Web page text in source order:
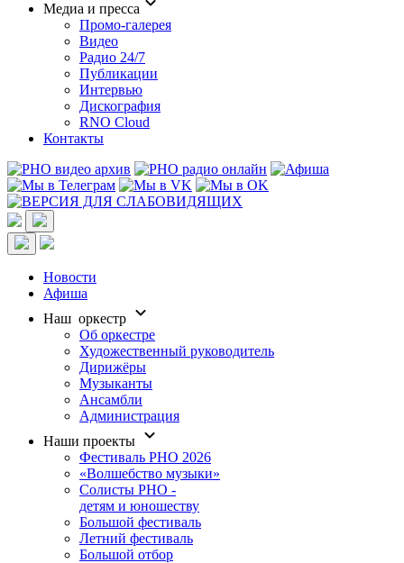
Медиа и пресса
Промо-галерея
Видео
Радио 24/7
Публикации
Интервью
Дискография
RNO Cloud
Контакты
Новости
Афиша
Наш оркестр
Об оркестре
Художественный руководитель
Дирижёры
Музыканты
Ансамбли
Администрация
Наши проекты
Фестиваль РНО 2026
«Волшебство музыки»
Солисты РНО -
детям и юношеству
Большой фестиваль
Летний фестиваль
Большой отбор